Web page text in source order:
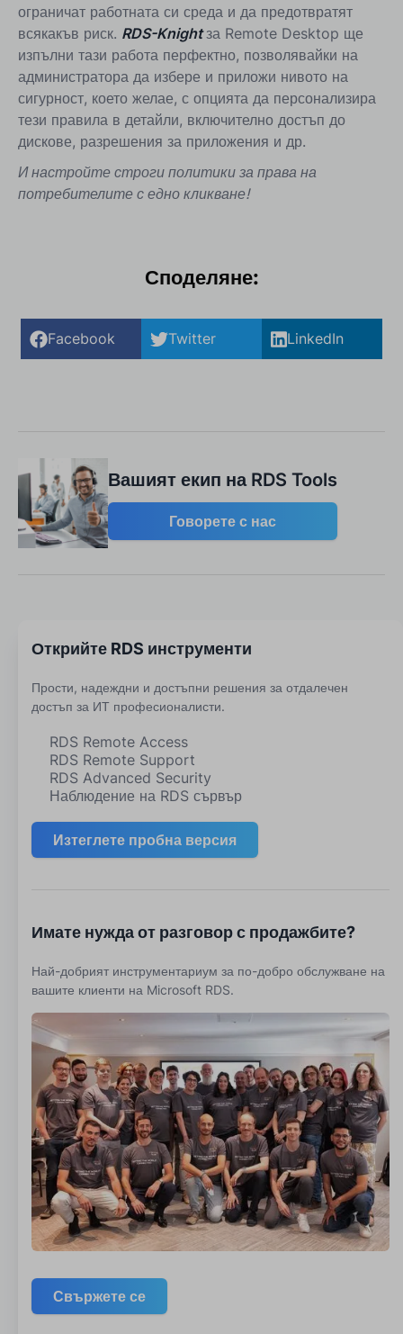
ограничат работната си среда и да предотвратят
всякакъв риск. RDS-Knightза Remote Desktop ще
изпълни тази работа перфектно, позволявайки на
администратора да избере и приложи нивото на
сигурност, което желае, с опцията да персонализира
тези правила в детайли, включително достъп до
дискове, разрешения за приложения и др.
И настройте строги политики за права на
потребителите с едно кликване!
Споделяне:
Facebook Twitter LinkedIn
Вашият екип на RDS Tools
Говорете с нас
Открийте RDS инструменти
Прости, надеждни и достъпни решения за отдалечен
достъп за ИТ професионалисти.
RDS Remote Access
RDS Remote Support
RDS Advanced Security
Наблюдение на RDS сървър
Изтеглете пробна версия
Имате нужда от разговор с продажбите?
Най-добрият инструментариум за по-добро обслужване на
вашите клиенти на Microsoft RDS.
Свържете се